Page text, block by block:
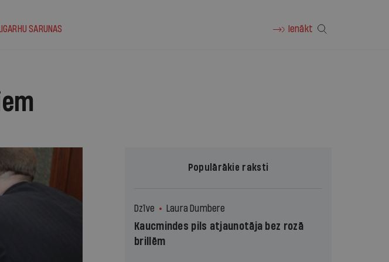
SARUNAS Ienākt
Populārākie raksti
Dzīve Laura Dumbere
Kaucmindes pils atjaunotāja bez rozā
brillēm